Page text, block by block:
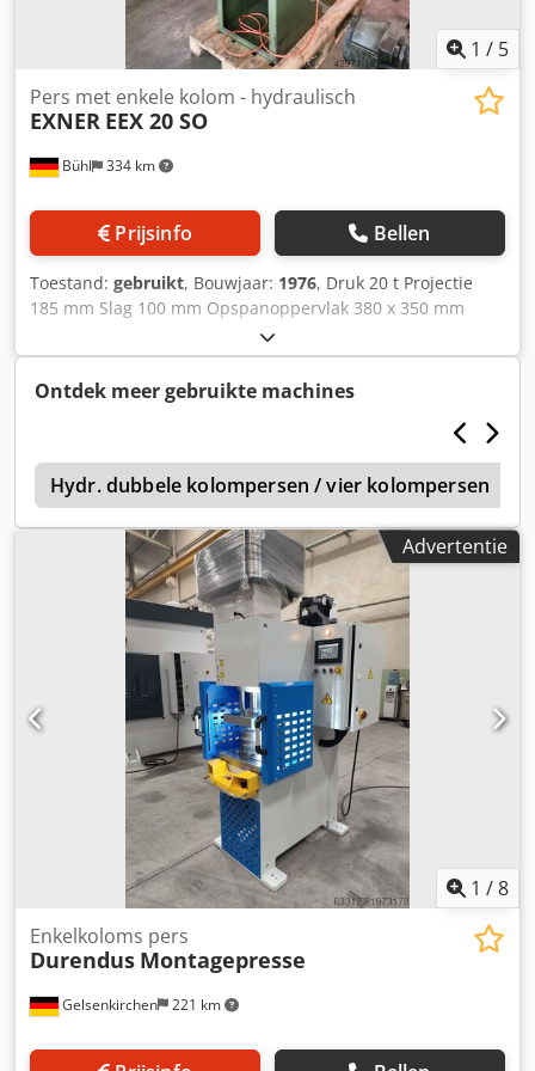
1 / 5
Bühl 334 km
Pers met enkele kolom - hydraulisch
EXNER EEX 20 SO
Prijsinfo Bellen
Toestand: gebruikt, Bouwjaar: 1976, Druk 20 t Projectie
185 mm Slag 100 mm Opspanoppervlak 380 x 350 mm
Montagehoogte 250 mm Tafelhoogte boven vloer 840 mm
Dcodpfxjtqqwus Aanok Totaal benodigd vermogen 4 kW
Machinegewicht ca. 1,3 ton
Ontdek meer gebruikte machines
Hydr. dubbele kolompersen / vier kolompersen
Advertentie
1 /8
Gelsenkirchen 221 km
Enkelkoloms pers
Durendus Montagepresse